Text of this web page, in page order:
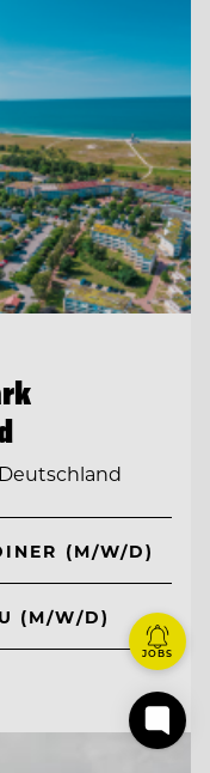
(M/W/D)
(M/W/D)
JOBS